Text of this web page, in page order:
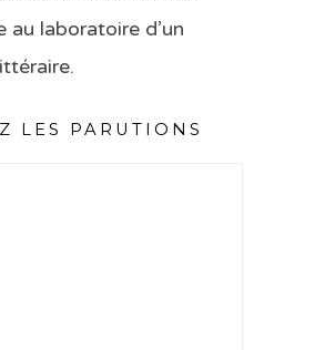
au laboratoire d’un
LES PARUTIONS